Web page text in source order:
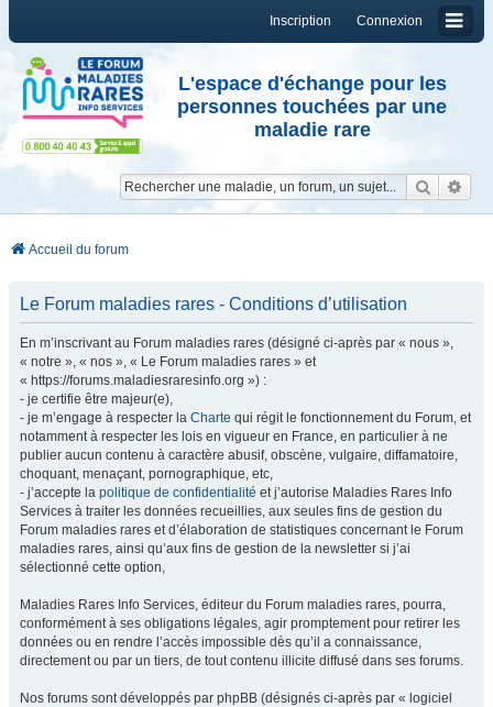
Connexion
Inscription
L'espace d'échange pour les
personnes touchées par une
maladie rare
Accueil du forum
Le Forum maladies rares - Conditions d’utilisation
En m’inscrivant au Forum maladies rares (désigné ci-après par « nous »,
« notre », « nos », « Le Forum maladies rares » et
« https://forums.maladiesraresinfo.org ») :
- je certifie être majeur(e),
- je m’engage à respecter la Charte qui régit le fonctionnement du Forum, et
notamment à respecter les lois en vigueur en France, en particulier à ne
publier aucun contenu à caractère abusif, obscène, vulgaire, diffamatoire,
choquant, menaçant, pornographique, etc,
- j’accepte la politique de confidentialité et j’autorise Maladies Rares Info
Services à traiter les données recueillies, aux seules fins de gestion du
Forum maladies rares et d’élaboration de statistiques concernant le Forum
maladies rares, ainsi qu’aux fins de gestion de la newsletter si j’ai
sélectionné cette option,
Maladies Rares Info Services, éditeur du Forum maladies rares, pourra,
conformément à ses obligations légales, agir promptement pour retirer les
données ou en rendre l’accès impossible dès qu’il a connaissance,
directement ou par un tiers, de tout contenu illicite diffusé dans ses forums.
Nos forums sont développés par phpBB (désignés ci-après par « logiciel